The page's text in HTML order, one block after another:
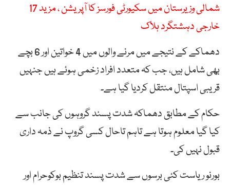
شمالی وزیرستان میں سکیورٹی فورسز کا آپریشن ، مزید 17
خارجی دہشتگرد ہلاک
دھماکے کے نتیجے میں مرنے والوں میں 4 خواتین اور 6 بچے
بھی شامل ہیں، جب کہ متعدد افراد زخمی ہوئے ہیں جنہیں
قریبی اسپتال منتقل کردیا گیا ہے۔
حکام کے مطابق دھماکہ شدت پسند گروہوں کی جانب سے
کیا گیا معلوم ہوتا ہے تاہم تاحال کسی گروپ نے ذمہ داری
قبول نہیں کی۔
بورنو ریاست کئی برسوں سے شدت پسند تنظیم بوکوحرام اور